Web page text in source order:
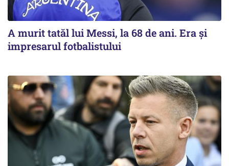
A murit tatăl lui Messi, la 68 de ani. Era și
impresarul fotbalistului